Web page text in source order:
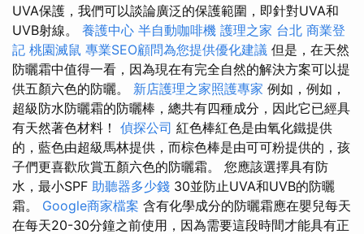
UVA保護，我們可以談論廣泛的保護範圍，即針對UVA和
UVB射線。 養護中心 半自動咖啡機 護理之家 台北 商業登
記 桃園滅鼠 專業SEO顧問為您提供優化建議 但是，在天然
防曬霜中值得一看，因為現在有完全自然的解決方案可以提
供五顏六色的防曬。 新店護理之家照護專家 例如，例如，
超級防水防曬霜的防曬棒，總共有四種成分，因此它已經具
有天然著色材料！ 偵探公司 紅色棒紅色是由氧化鐵提供
的，藍色由超級馬林提供，而棕色棒是由可可粉提供的，孩
子們更喜歡欣賞五顏六色的防曬霜。 您應該選擇具有防
水，最小SPF 助聽器多少錢 30並防止UVA和UVB的防曬
霜。 Google商家檔案 含有化學成分的防曬霜應在嬰兒每天
在每天20-30分鐘之前使用，因為需要這段時間才能具有正